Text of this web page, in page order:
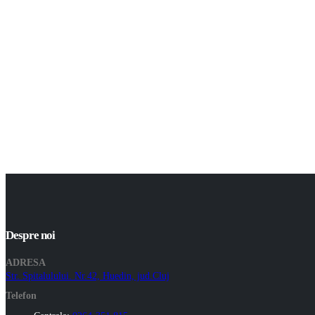
Despre noi
ADRESA
Str. Spitalulului. Nr.42, Huedin, jud.Cluj
Telefon